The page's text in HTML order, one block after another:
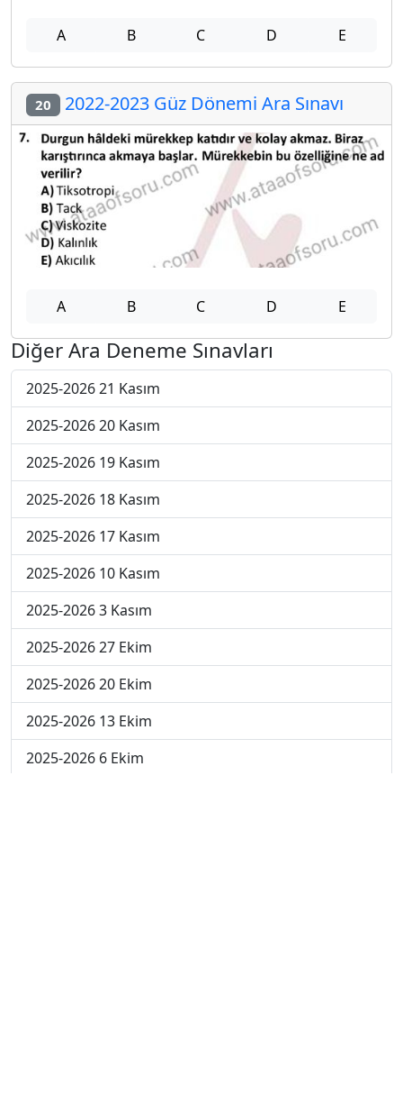
A B C D E
20 2022-2023 Güz Dönemi Ara Sınavı
A B C D E
Diğer Ara Deneme Sınavları
2025-2026 21 Kasım
2025-2026 20 Kasım
2025-2026 19 Kasım
2025-2026 18 Kasım
2025-2026 17 Kasım
2025-2026 10 Kasım
2025-2026 3 Kasım
2025-2026 27 Ekim
2025-2026 20 Ekim
2025-2026 13 Ekim
2025-2026 6 Ekim